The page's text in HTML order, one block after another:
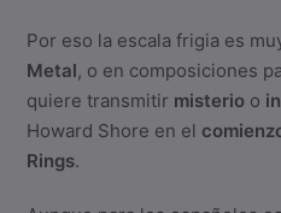
Por eso la escala frigia es
Metal, o en composiciones
quiere transmitir misterio o
Howard Shore en el
Rings.